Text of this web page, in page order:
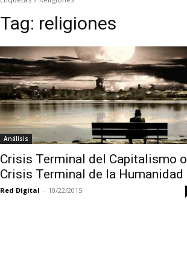
Tag: religiones
Análisis
Crisis Terminal del Capitalismo o
Crisis Terminal de la Humanidad
Red Digital - 10/22/2015